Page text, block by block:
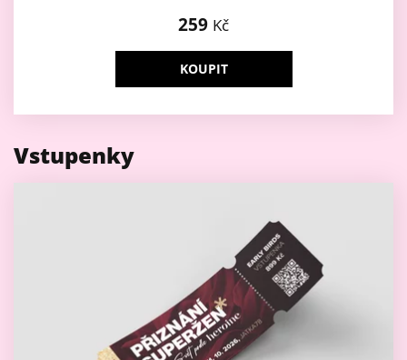
259 Kč
KOUPIT
Vstupenky